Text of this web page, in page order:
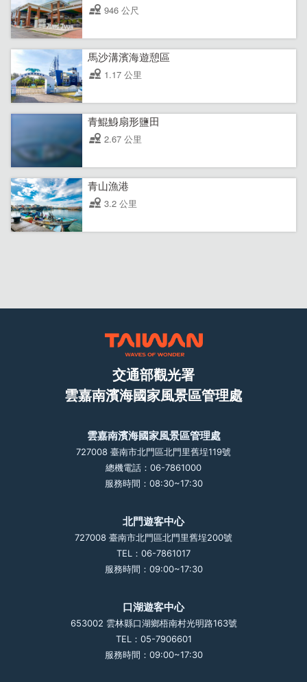
946 公尺
馬沙溝濱海遊憩區
1.17 公里
青鯤鯓扇形鹽田
2.67 公里
青山漁港
3.2 公里
交通部觀光署
雲嘉南濱海國家風景區管理處
雲嘉南濱海國家風景區管理處
727008 臺南市北門區北門里舊埕119號
總機電話：06-7861000
服務時間：08:30~17:30
北門遊客中心
727008 臺南市北門區北門里舊埕200號
TEL：06-7861017
服務時間：09:00~17:30
口湖遊客中心
653002 雲林縣口湖鄉梧南村光明路163號
TEL：05-7906601
服務時間：09:00~17:30